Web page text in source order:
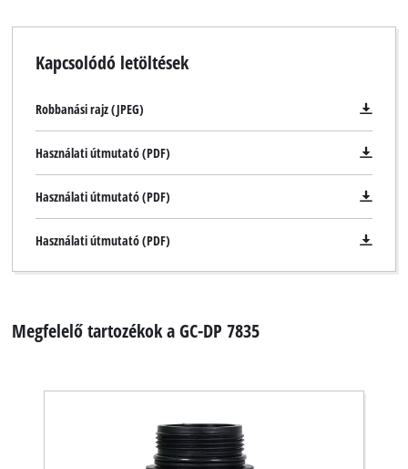
Kapcsolódó letöltések
Robbanási rajz (JPEG)
Használati útmutató (PDF)
Használati útmutató (PDF)
Használati útmutató (PDF)
Megfelelő tartozékok a GC-DP 7835